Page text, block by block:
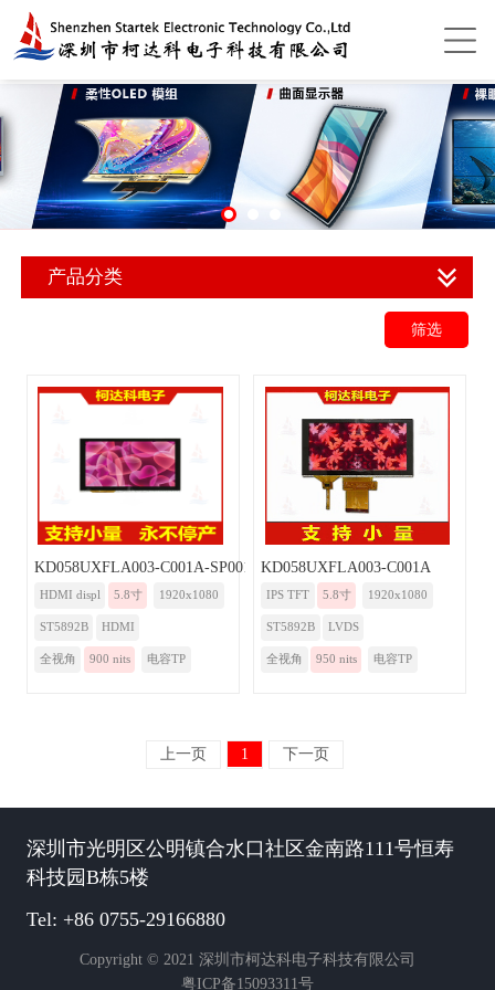
产品分类
筛选
KD058UXFLA003-C001A-SP001A-HDMI
HDMI displ 5.8寸 1920x1080
ST5892B HDMI
全视角 900 nits 电容TP
KD058UXFLA003-C001A
IPS TFT 5.8寸 1920x1080
ST5892B LVDS
全视角 950 nits 电容TP
上一页 1 下一页
深圳市光明区公明镇合水口社区金南路111号恒寿
科技园B栋5楼
Tel: +86 0755-29166880
Copyright © 2021 深圳市柯达科电子科技有限公司
粤ICP备15093311号